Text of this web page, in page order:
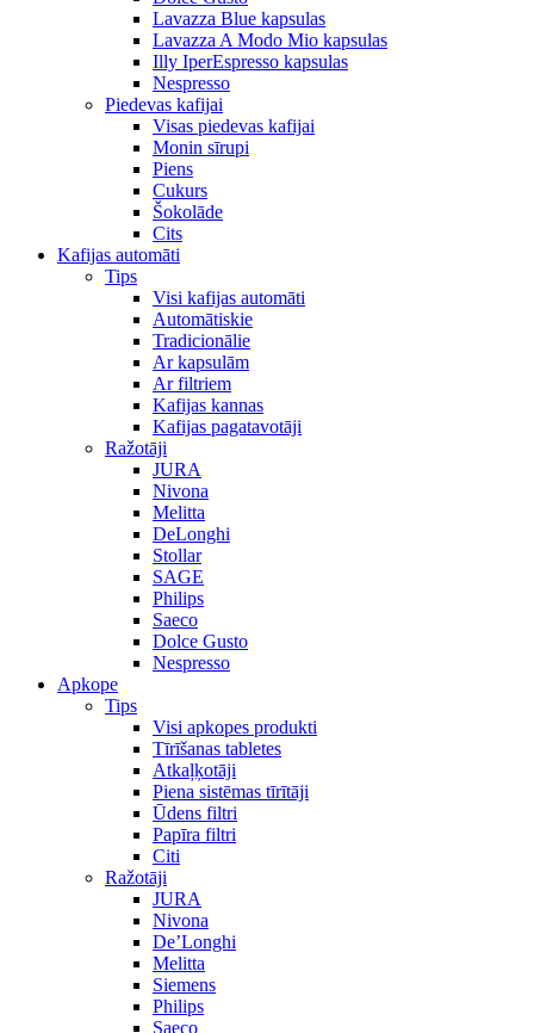
Lavazza Blue kapsulas
Lavazza A Modo Mio kapsulas
Illy IperEspresso kapsulas
Nespresso
Piedevas kafijai
Visas piedevas kafijai
Monin sīrupi
Piens
Cukurs
Šokolāde
Cits
Kafijas automāti
Tips
Visi kafijas automāti
Automātiskie
Tradicionālie
Ar kapsulām
Ar filtriem
Kafijas kannas
Kafijas pagatavotāji
Ražotāji
JURA
Nivona
Melitta
DeLonghi
Stollar
SAGE
Philips
Saeco
Dolce Gusto
Nespresso
Apkope
Tips
Visi apkopes produkti
Tīrīšanas tabletes
Atkaļķotāji
Piena sistēmas tīrītāji
Ūdens filtri
Papīra filtri
Citi
Ražotāji
JURA
Nivona
De’Longhi
Melitta
Siemens
Philips
Saeco